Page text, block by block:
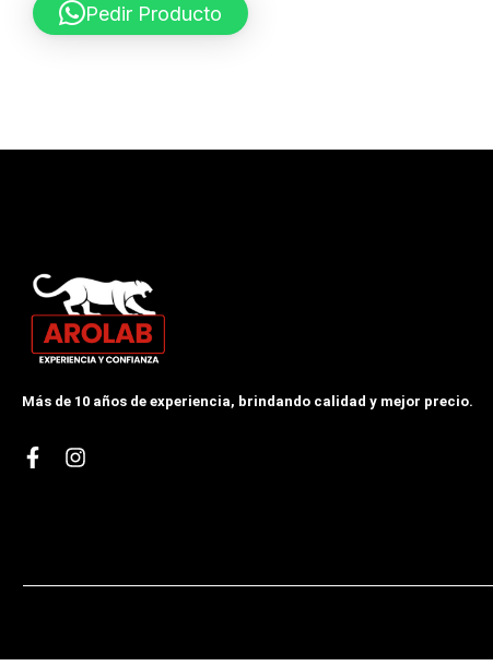
Pedir Producto
Más de 10 años de experiencia, brindando calidad y mejor precio.